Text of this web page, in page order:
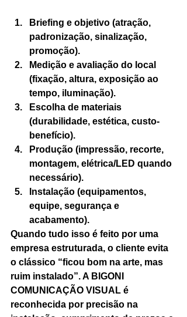
Briefing e objetivo (atração,
padronização, sinalização,
promoção).
Medição e avaliação do local
(fixação, altura, exposição ao
tempo, iluminação).
Escolha de materiais
(durabilidade, estética, custo-
benefício).
Produção (impressão, recorte,
montagem, elétrica/LED quando
necessário).
Instalação (equipamentos,
equipe, segurança e
acabamento).
Quando tudo isso é feito por uma
empresa estruturada, o cliente evita
o clássico “ficou bom na arte, mas
ruim instalado”. A BIGONI
COMUNICAÇÃO VISUAL é
reconhecida por precisão na